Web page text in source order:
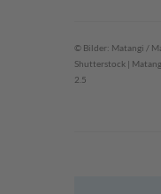
© Bilder: Matangi /
Shutterstock |
2.5